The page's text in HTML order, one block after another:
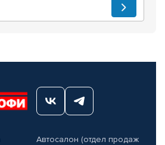
Автосалон (отдел продаж